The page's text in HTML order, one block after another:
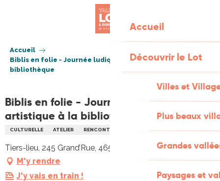
Accueil
Découvrir le Lot
Villes et
Plus beaux
Grandes
Paysages et
Accueil
Biblis en folie - Journée ludique et artistique à la
bibliothèque
Biblis en folie - Journée ludique et
artistique à la bibliothèque
CULTURELLE ATELIER RENCONTRES POÉSIE
Tiers-lieu, 245 Grand’Rue, 46500 Alvignac
M'y rendre
J'y vais en train !